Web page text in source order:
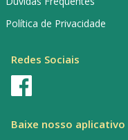
Política de Privacidade
Redes Sociais
Baixe nosso aplicativo